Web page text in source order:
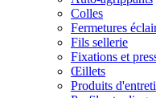
Colles
Fermetures
Fils sellerie
Fixations et
Œillets
Produits